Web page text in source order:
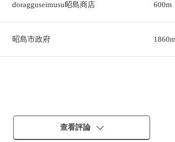
doragguseimusu昭島商店 600m
昭島市政府
查看評論